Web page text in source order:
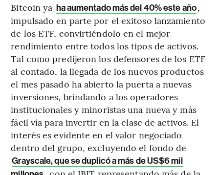
Bitcoin ya ha aumentado más del 40% este año,
impulsado en parte por el exitoso lanzamiento
de los ETF, convirtiéndolo en el mejor
rendimiento entre todos los tipos de activos.
Tal como predijeron los defensores de los ETF
al contado, la llegada de los nuevos productos
el mes pasado ha abierto la puerta a nuevas
inversiones, brindando a los operadores
institucionales y minoristas una nueva y más
fácil vía para invertir en la clase de activos. El
interés es evidente en el valor negociado
dentro del grupo, excluyendo el fondo de
Grayscale, que se duplicó a más de US$6 mil